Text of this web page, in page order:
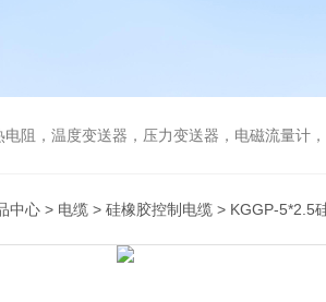
阻，温度变送器，压力变送器，电磁流量计，
中心 > 电缆 > 硅橡胶控制电缆 > KGGP-5*2.5